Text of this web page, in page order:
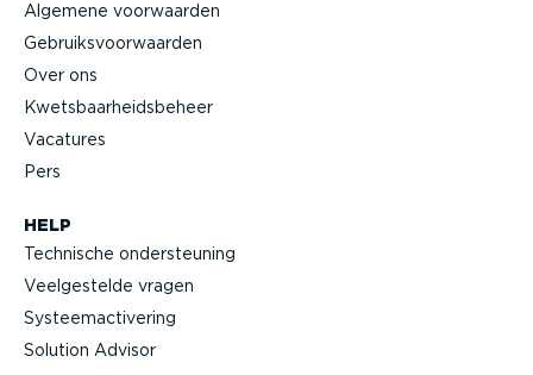
HELP
Technische onder­steuning
Veelge­stelde vragen
Systeem­ac­ti­vering
Solution Advisor
Algemene voorwaarden
Gebruiks­voor­waarden
Over ons
Kwets­baar­heids­beheer
Vacatures
Pers